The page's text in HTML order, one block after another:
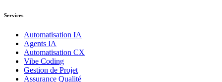
Services
Automatisation IA
Agents IA
Automatisation CX
Vibe Coding
Gestion de Projet
Assurance Qualité